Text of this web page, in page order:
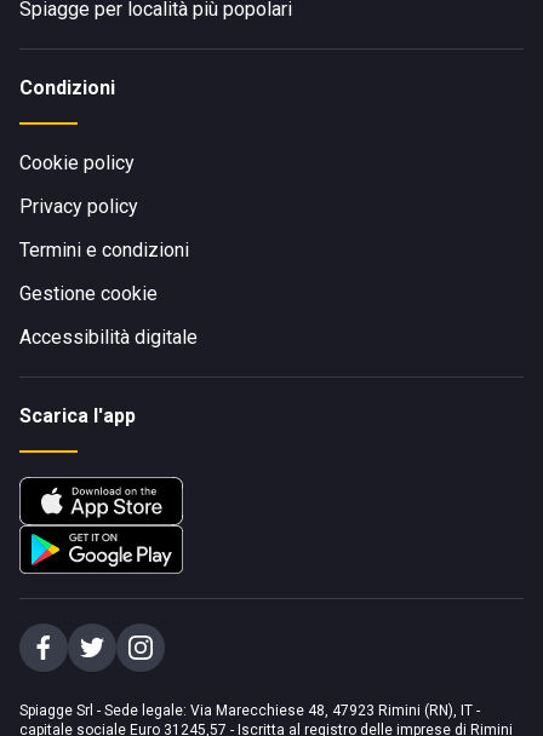
Spiagge per località più popolari
Condizioni
Cookie policy
Privacy policy
Termini e condizioni
Gestione cookie
Accessibilità digitale
Scarica l'app
Spiagge Srl - Sede legale: Via Marecchiese 48, 47923 Rimini (RN), IT -
capitale sociale Euro 31245,57 - Iscritta al registro delle imprese di Rimini